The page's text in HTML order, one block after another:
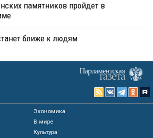
памятников пройдет в
ближе к людям
Экономика
В мире
Культура